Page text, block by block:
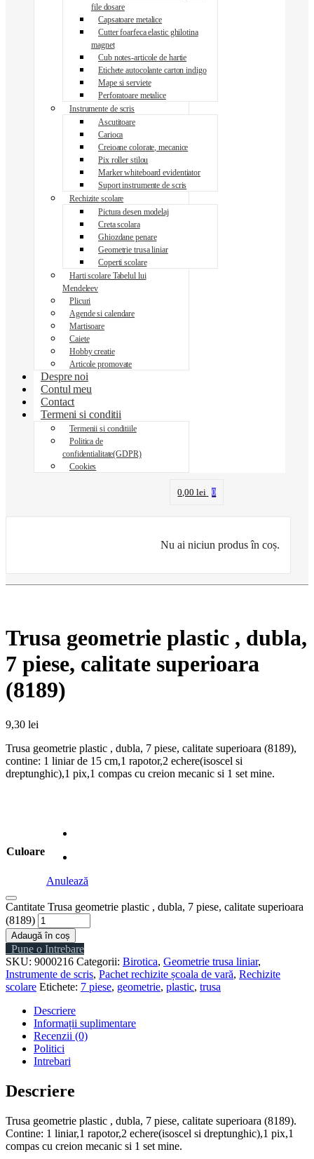
file dosare
Capsatoare metalice
Cutter foarfeca elastic ghilotina
magnet
Cub notes-articole de hartie
Etichete autocolante carton indigo
Mape si serviete
Perforatoare metalice
Instrumente de scris
Ascutitoare
Carioca
Creioane colorate, mecanice
Pix roller stilou
Marker whiteboard evidentiator
Suport instrumente de scris
Rechizite scolare
Pictura desen modelaj
Creta scolara
Ghiozdane penare
Geometrie trusa liniar
Coperti scolare
Harti scolare Tabelul lui
Mendeleev
Plicuri
Agende si calendare
Martisoare
Caiete
Hobby creatie
Articole promovate
Despre noi
Contul meu
Contact
Termeni si conditii
Termenii si conditiile
Politica de
confidentialitate(GDPR)
Cookies
0,00lei 0
Nu ai niciun produs în coș.
Trusa geometrie plastic , dubla,
7 piese, calitate superioara
(8189)
9,30 lei
Trusa geometrie plastic , dubla, 7 piese, calitate superioara (8189),
contine: 1 liniar de 15 cm,1 rapotor,2 echere(isoscel si
dreptunghic),1 pix,1 compas cu creion mecanic si 1 set mine.
Culoare
Anulează
Cantitate Trusa geometrie plastic , dubla, 7 piese, calitate superioara
(8189)
Adaugă în coș
Pune o Intrebare
SKU: 9000216 Categorii: Birotica, Geometrie trusa liniar,
Instrumente de scris, Pachet rechizite școala de vară, Rechizite
scolare Etichete: 7 piese, geometrie, plastic, trusa
Descriere
Informații suplimentare
Recenzii (0)
Politici
Intrebari
Descriere
Trusa geometrie plastic , dubla, 7 piese, calitate superioara (8189).
Contine: 1 liniar,1 rapotor,2 echere(isoscel si dreptunghic),1 pix,1
compas cu creion mecanic si 1 set mine.